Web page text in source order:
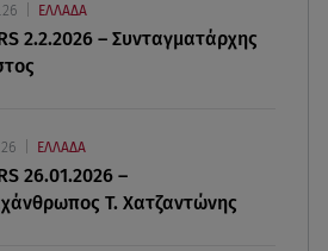
«Δεν πιστεύω στον Θεό. Είναι
ανθρώπου»
να προλάβουν όσοι είναι
ΕΛΛΑΔΑ
2.2.2026 – Συνταγματάρχης
ΕΛΛΑΔΑ
26.01.2026 –
Τ. Χατζαντώνης